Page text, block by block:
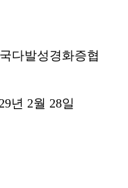
다발성경화증협
년2월28일